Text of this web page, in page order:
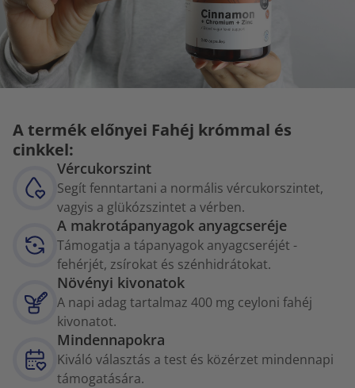
A termék előnyei Fahéj krómmal és
cinkkel:
Vércukorszint
Segít fenntartani a normális vércukorszintet,
vagyis a glükózszintet a vérben.
A makrotápanyagok anyagcseréje
Támogatja a tápanyagok anyagcseréjét -
fehérjét, zsírokat és szénhidrátokat.
Növényi kivonatok
A napi adag tartalmaz 400 mg ceyloni fahéj
kivonatot.
Mindennapokra
Kiváló választás a test és közérzet mindennapi
támogatására.